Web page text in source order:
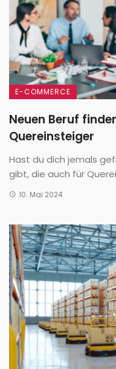
E-COMMERCE
Neuen Beruf
Quereinsteiger
Hast du dich jemals
gibt, die auch für
10. Mai 2024